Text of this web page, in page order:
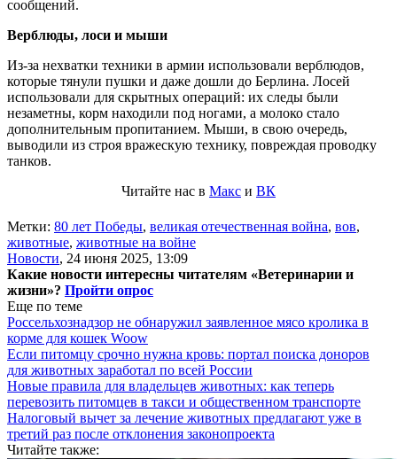
сообщений.
Верблюды, лоси и мыши
Из-за нехватки техники в армии использовали верблюдов,
которые тянули пушки и даже дошли до Берлина. Лосей
использовали для скрытных операций: их следы были
незаметны, корм находили под ногами, а молоко стало
дополнительным пропитанием. Мыши, в свою очередь,
выводили из строя вражескую технику, повреждая проводку
танков.
Читайте нас в Макс и ВК
Метки: 80 лет Победы, великая отечественная война, вов,
животные, животные на войне
Новости, 24 июня 2025, 13:09
Какие новости интересны читателям «Ветеринарии и
жизни»? Пройти опрос
Еще по теме
Россельхознадзор не обнаружил заявленное мясо кролика в
корме для кошек Woow
Если питомцу срочно нужна кровь: портал поиска доноров
для животных заработал по всей России
Новые правила для владельцев животных: как теперь
перевозить питомцев в такси и общественном транспорте
Налоговый вычет за лечение животных предлагают уже в
третий раз после отклонения законопроекта
Читайте также: